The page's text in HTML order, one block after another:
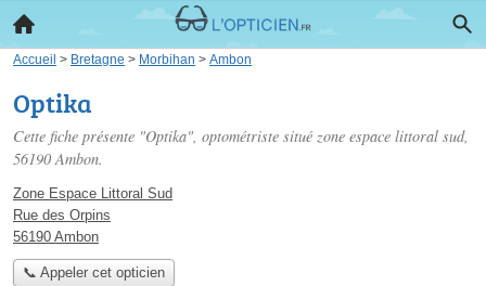
Accueil > Bretagne > Morbihan > Ambon
Optika
Cette fiche présente "Optika", optométriste situé zone espace littoral sud,
56190 Ambon.
Zone Espace Littoral Sud
Rue des Orpins
56190 Ambon
📞 Appeler cet opticien